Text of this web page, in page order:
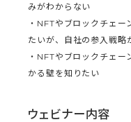
みがわからない
・NFTやブロックチェ
たいが、自社の参入戦略
・NFTやブロックチェ
かる壁を知りたい
ウェビナー内容